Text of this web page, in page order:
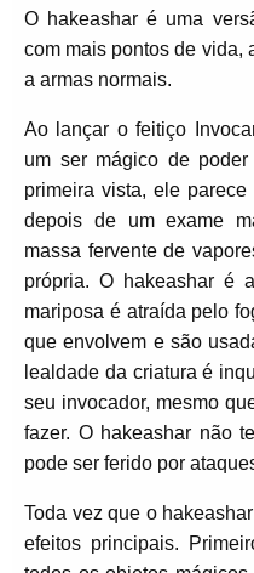
O hakeashar é uma
com mais pontos de vida,
a armas normais.
Ao lançar o feitiço
um ser mágico de
primeira vista, ele
depois de um exame
massa fervente de
própria. O hakeashar é
mariposa é atraída pelo
que envolvem e são
lealdade da criatura é
seu invocador, mesmo
fazer. O hakeashar não
pode ser ferido por
Toda vez que o
efeitos principais.